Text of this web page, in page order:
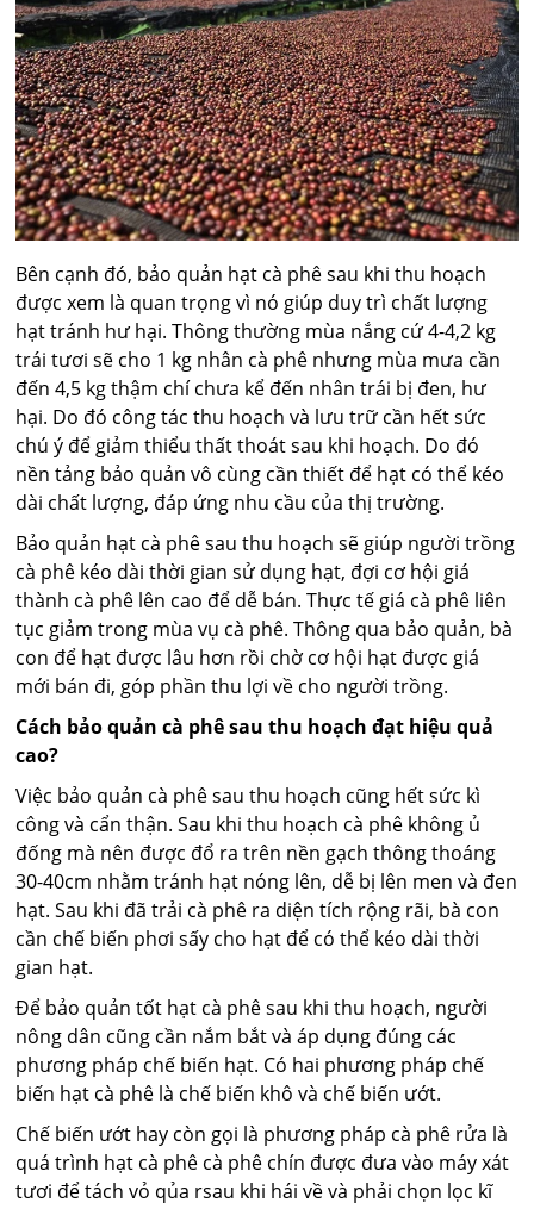
Bên cạnh đó, bảo quản hạt cà phê sau khi thu hoạch
được xem là quan trọng vì nó giúp duy trì chất lượng
hạt tránh hư hại. Thông thường mùa nắng cứ 4-4,2 kg
trái tươi sẽ cho 1 kg nhân cà phê nhưng mùa mưa cần
đến 4,5 kg thậm chí chưa kể đến nhân trái bị đen, hư
hại. Do đó công tác thu hoạch và lưu trữ cần hết sức
chú ý để giảm thiểu thất thoát sau khi hoạch. Do đó
nền tảng bảo quản vô cùng cần thiết để hạt có thể kéo
dài chất lượng, đáp ứng nhu cầu của thị trường.
Bảo quản hạt cà phê sau thu hoạch sẽ giúp người trồng
cà phê kéo dài thời gian sử dụng hạt, đợi cơ hội giá
thành cà phê lên cao để dễ bán. Thực tế giá cà phê liên
tục giảm trong mùa vụ cà phê. Thông qua bảo quản, bà
con để hạt được lâu hơn rồi chờ cơ hội hạt được giá
mới bán đi, góp phần thu lợi về cho người trồng.
Cách bảo quản cà phê sau thu hoạch đạt hiệu quả
cao?
Việc bảo quản cà phê sau thu hoạch cũng hết sức kì
công và cẩn thận. Sau khi thu hoạch cà phê không ủ
đống mà nên được đổ ra trên nền gạch thông thoáng
30-40cm nhằm tránh hạt nóng lên, dễ bị lên men và đen
hạt. Sau khi đã trải cà phê ra diện tích rộng rãi, bà con
cần chế biến phơi sấy cho hạt để có thể kéo dài thời
gian hạt.
Để bảo quản tốt hạt cà phê sau khi thu hoạch, người
nông dân cũng cần nắm bắt và áp dụng đúng các
phương pháp chế biến hạt. Có hai phương pháp chế
biến hạt cà phê là chế biến khô và chế biến ướt.
Chế biến ướt hay còn gọi là phương pháp cà phê rửa là
quá trình hạt cà phê cà phê chín được đưa vào máy xát
tươi để tách vỏ qủa rsau khi hái về và phải chọn lọc kĩ